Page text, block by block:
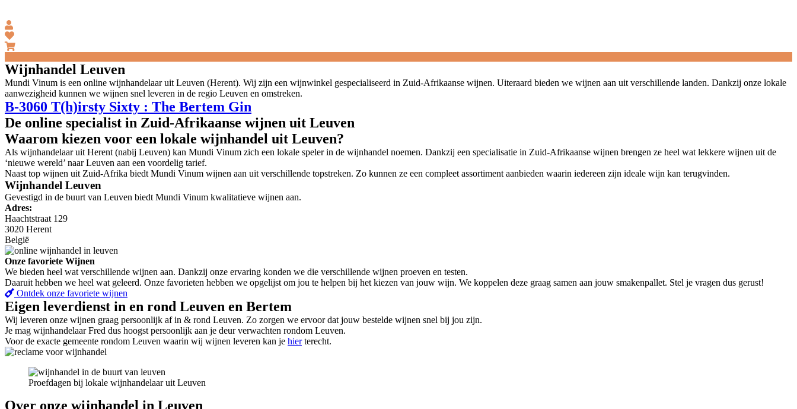
Wijnhandel Leuven
Mundi Vinum is een online wijnhandelaar uit Leuven (Herent). Wij zijn een wijnwinkel gespecialiseerd in Zuid-Afrikaanse wijnen. Uiteraard bieden we wijnen aan uit verschillende landen. Dankzij onze lokale
aanwezigheid kunnen we wijnen snel leveren in de regio Leuven en omstreken.
B-3060 T(h)irsty Sixty : The Bertem Gin
De online specialist in Zuid-Afrikaanse wijnen uit Leuven
Waarom kiezen voor een lokale wijnhandel uit Leuven?
Als wijnhandelaar uit Herent (nabij Leuven) kan Mundi Vinum zich een lokale speler in de wijnhandel noemen. Dankzij een specialisatie in Zuid-Afrikaanse wijnen brengen ze heel wat lekkere wijnen uit de
‘nieuwe wereld’ naar Leuven aan een voordelig tarief.
Naast top wijnen uit Zuid-Afrika biedt Mundi Vinum wijnen aan uit verschillende topstreken. Zo kunnen ze een compleet assortiment aanbieden waarin iedereen zijn ideale wijn kan terugvinden.
Wijnhandel Leuven
Gevestigd in de buurt van Leuven biedt Mundi Vinum kwalitatieve wijnen aan.
Adres:
Haachtstraat 129
3020 Herent
België
Onze favoriete Wijnen
We bieden heel wat verschillende wijnen aan. Dankzij onze ervaring konden we die verschillende wijnen proeven en testen.
Daaruit hebben we heel wat geleerd. Onze favorieten hebben we opgelijst om jou te helpen bij het kiezen van jouw wijn. We koppelen deze graag samen aan jouw smakenpallet. Stel je vragen dus gerust!
Ontdek onze favoriete wijnen
Eigen leverdienst in en rond Leuven en Bertem
Wij leveren onze wijnen graag persoonlijk af in & rond Leuven. Zo zorgen we ervoor dat jouw bestelde wijnen snel bij jou zijn.
Je mag wijnhandelaar Fred dus hoogst persoonlijk aan je deur verwachten rondom Leuven.
Voor de exacte gemeente rondom Leuven waarin wij wijnen leveren kan je hierterecht.
Proefdagen bij lokale wijnhandelaar uit Leuven
Over onze wijnhandel in Leuven